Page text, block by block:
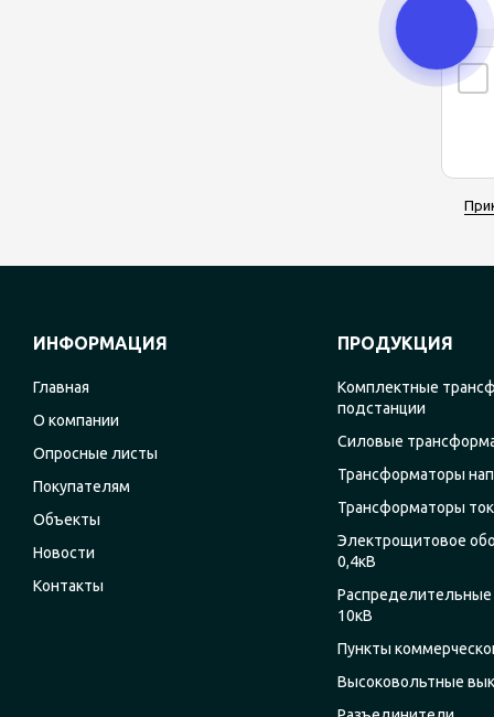
ИНФОРМАЦИЯ
Главная
О компании
Опросные листы
Покупателям
Объекты
Новости
Контакты
ПРОДУКЦИЯ
Комплектные
подстанции
Силовые
Трансформаторы
Трансформаторы
Электрощитовое
0,4кВ
Распределительные
10кВ
Пункты
Высоковольтные